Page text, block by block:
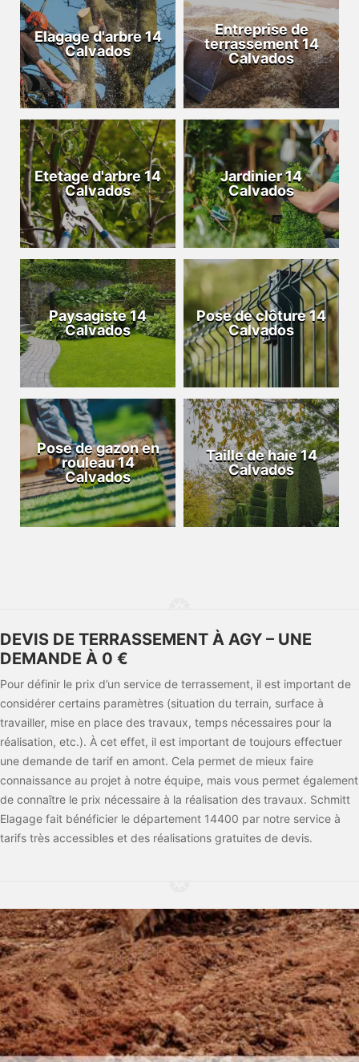
Elagage d'arbre 14
Calvados
Entreprise de
terrassement 14
Calvados
Etetage d'arbre 14
Calvados
Jardinier 14
Calvados
Paysagiste 14
Calvados
Pose de clôture 14
Calvados
Pose de gazon en
rouleau 14
Calvados
Taille de haie 14
Calvados
DEVIS DE TERRASSEMENT À AGY – UNE
DEMANDE À 0 €
Pour définir le prix d’un service de terrassement, il est important de
considérer certains paramètres (situation du terrain, surface à
travailler, mise en place des travaux, temps nécessaires pour la
réalisation, etc.). À cet effet, il est important de toujours effectuer
une demande de tarif en amont. Cela permet de mieux faire
connaissance au projet à notre équipe, mais vous permet également
de connaître le prix nécessaire à la réalisation des travaux. Schmitt
Elagage fait bénéficier le département 14400 par notre service à
tarifs très accessibles et des réalisations gratuites de devis.